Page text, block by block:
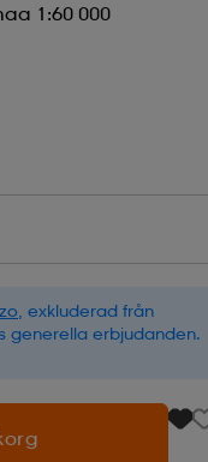
1:60 000
, exkluderad från
generella erbjudanden.